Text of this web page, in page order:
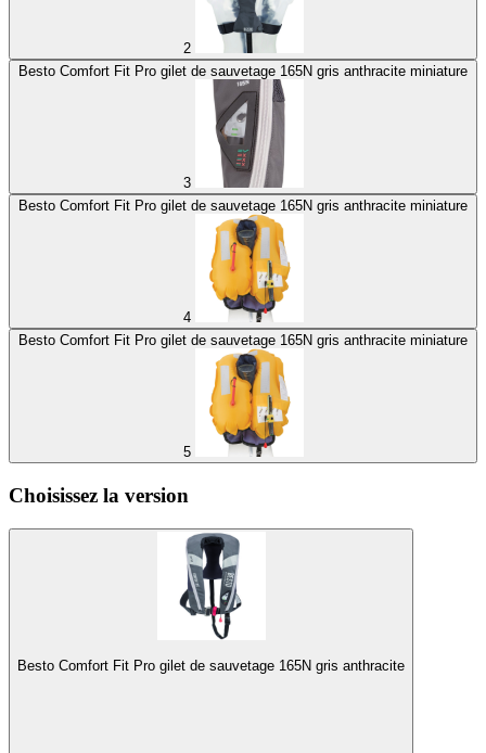
2
Besto Comfort Fit Pro gilet de sauvetage 165N gris anthracite miniature
3
Besto Comfort Fit Pro gilet de sauvetage 165N gris anthracite miniature
4
Besto Comfort Fit Pro gilet de sauvetage 165N gris anthracite miniature
5
Choisissez la version
Besto Comfort Fit Pro gilet de sauvetage 165N gris anthracite